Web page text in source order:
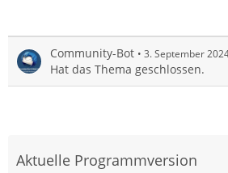
Community-Bot 3. September
Hat das Thema geschlossen.
Aktuelle Programmversion